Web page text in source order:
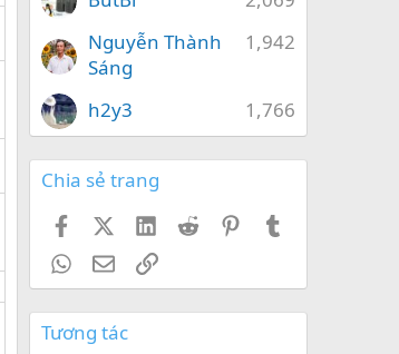
1,942
Nguyễn Thành
Sáng
1,766
h2y3
Chia sẻ trang
FacebookX (Twitter)
LinkedIn
Reddit Pinterest
WhatsApp
EmailLink
Tương tác